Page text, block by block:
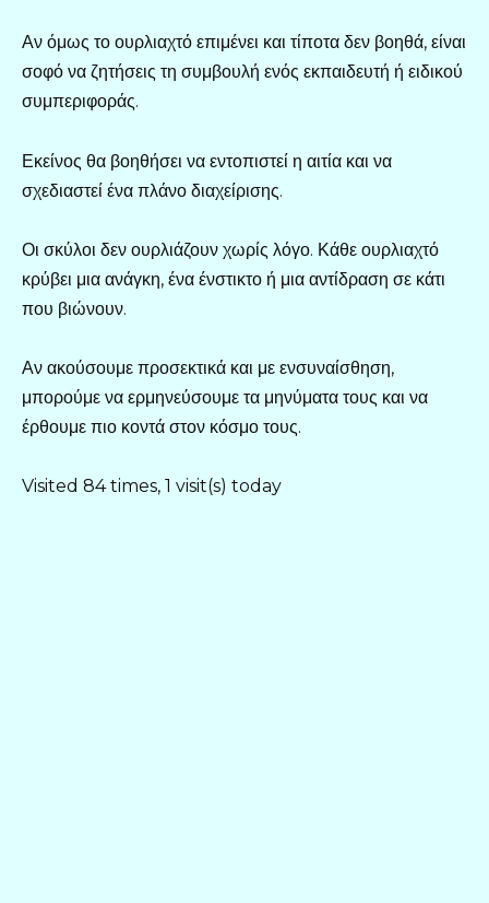
Αν όμως το ουρλιαχτό επιμένει και τίποτα δεν βοηθά, είναι
σοφό να ζητήσεις τη συμβουλή ενός εκπαιδευτή ή ειδικού
συμπεριφοράς.
Εκείνος θα βοηθήσει να εντοπιστεί η αιτία και να
σχεδιαστεί ένα πλάνο διαχείρισης.
Οι σκύλοι δεν ουρλιάζουν χωρίς λόγο. Κάθε ουρλιαχτό
κρύβει μια ανάγκη, ένα ένστικτο ή μια αντίδραση σε κάτι
που βιώνουν.
Αν ακούσουμε προσεκτικά και με ενσυναίσθηση,
μπορούμε να ερμηνεύσουμε τα μηνύματα τους και να
έρθουμε πιο κοντά στον κόσμο τους.
Visited 84 times, 1 visit(s) today